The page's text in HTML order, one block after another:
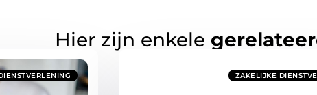
Hier zijn enkele
ZAKELIJKE